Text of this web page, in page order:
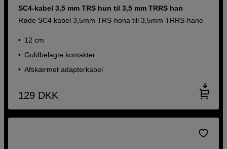
SC4-kabel 3,5 mm TRS hun til 3,5 mm TRRS han
Røde SC4 kabel 3,5mm TRS-hona till 3,5mm TRRS-hane
12 cm
Guldbelagte kontakter
Afskærmet adapterkabel
129 DKK